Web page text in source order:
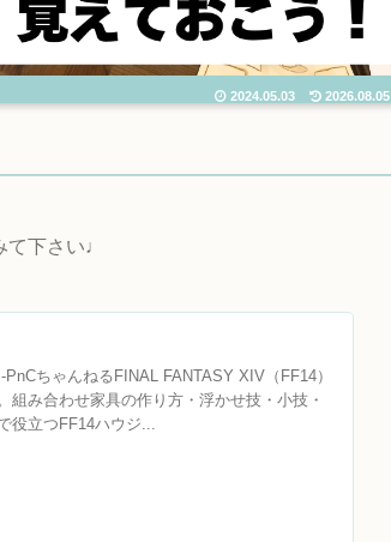
2024.05.03 2026.08.05
て下さい♩
ちゃんねるFINAL FANTASY XIV（FF14）
み合わせ家具の作り方・浮かせ技・小技・
役立つFF14ハウジ...